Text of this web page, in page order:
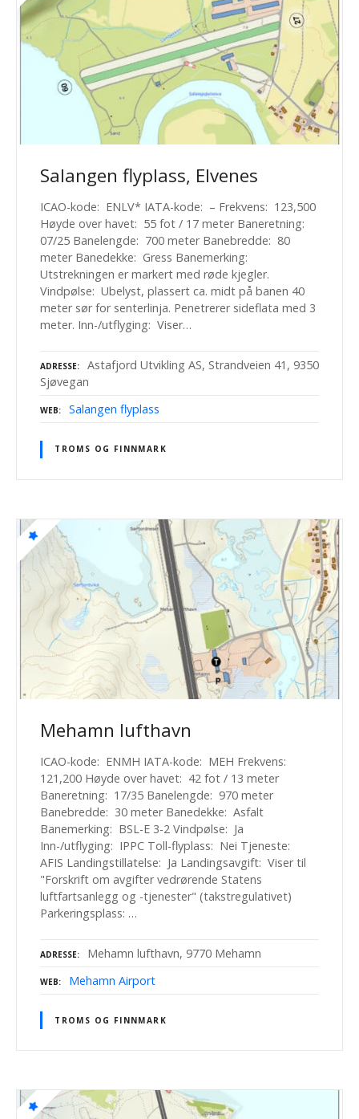
Salangen flyplass, Elvenes
ICAO-kode: ENLV* IATA-kode: – Frekvens: 123,500
Høyde over havet: 55 fot / 17 meter Baneretning:
07/25 Banelengde: 700 meter Banebredde: 80
meter Banedekke: Gress Banemerking:
Utstrekningen er markert med røde kjegler.
Vindpølse: Ubelyst, plassert ca. midt på banen 40
meter sør for senterlinja. Penetrerer sideflata med 3
meter. Inn-/utflyging: Viser…
ADRESSE
Astafjord Utvikling AS, Strandveien 41, 9350
Sjøvegan
WEB Salangen flyplass
TROMS OG FINNMARK
Mehamn lufthavn
ICAO-kode: ENMH IATA-kode: MEH Frekvens:
121,200 Høyde over havet: 42 fot / 13 meter
Baneretning: 17/35 Banelengde: 970 meter
Banebredde: 30 meter Banedekke: Asfalt
Banemerking: BSL-E 3-2 Vindpølse: Ja
Inn-/utflyging: IPPC Toll-flyplass: Nei Tjeneste:
AFIS Landingstillatelse: Ja Landingsavgift: Viser til
"Forskrift om avgifter vedrørende Statens
luftfartsanlegg og -tjenester" (takstregulativet)
Parkeringsplass: …
ADRESSE Mehamn lufthavn, 9770 Mehamn
WEB Mehamn Airport
TROMS OG FINNMARK